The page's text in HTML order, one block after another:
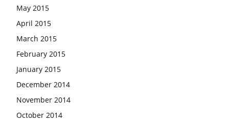
May 2015
April 2015
March 2015
February 2015
January 2015
December 2014
November 2014
October 2014